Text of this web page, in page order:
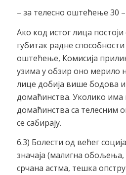
– за телесно оштећење 30 –
Ако код истог лица
губитак радне
оштећење, Комисија
узима у обзир оно мерило
лице добија више бодова и
домаћинства. Уколико
домаћинства са телесним
се сабирају.
6.3) Болести од већег
значаја (малигна обољења,
срчана астма, тешка